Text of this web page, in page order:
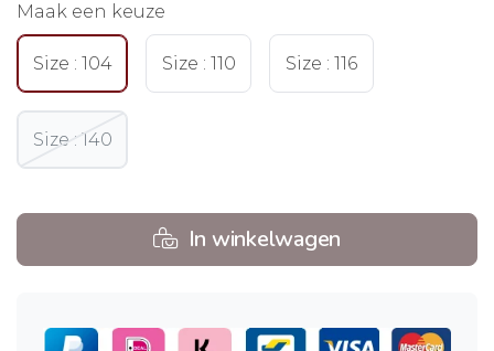
Maak een keuze
Size : 104 Size : 110 Size : 116
Size : 140
In winkelwagen